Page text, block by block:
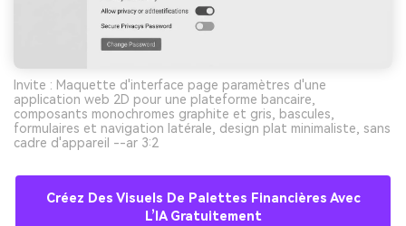
Invite : Maquette d'interface page paramètres d'une
application web 2D pour une plateforme bancaire,
composants monochromes graphite et gris, bascules,
formulaires et navigation latérale, design plat minimaliste, sans
cadre d'appareil --ar 3:2
Créez Des Visuels De Palettes Financières Avec
L’IA Gratuitement